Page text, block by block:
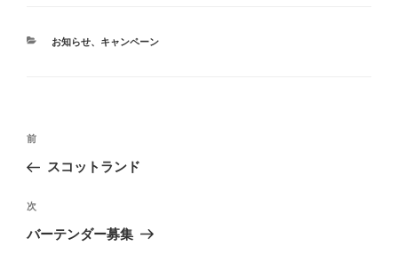
カ
お知らせ、 キャンペーン
投
ナ
ビ
ゲ
前
の
稿
前
スコットランド
次
の
次
バーテンダー募集